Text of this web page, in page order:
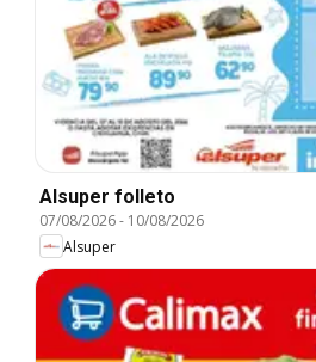
Alsuper folleto
07/08/2026- 10/08/2026
Alsuper